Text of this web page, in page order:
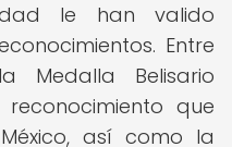
le han valido
Entre
Medalla Belisario
que
así como la